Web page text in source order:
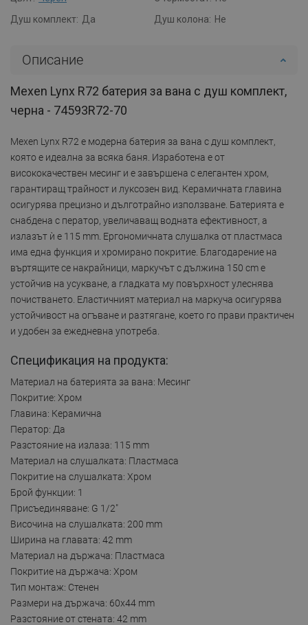
Душ комплект: Да Душ колона: Не
Описание
Mexen Lynx R72 батерия за вана с душ комплект,
черна - 74593R72-70
Mexen Lynx R72 е модерна батерия за вана с душ комплект,
която е идеална за всяка баня. Изработена е от
висококачествен месинг и е завършена с елегантен хром,
гарантиращ трайност и луксозен вид. Керамичната главина
осигурява прецизно и дълготрайно използване. Батерията е
снабдена с ператор, увеличаващ водната ефективност, а
излазът ѝ е 115 mm. Ергономичната слушалка от пластмаса
има една функция и хромирано покритие. Благодарение на
въртящите се накрайници, маркучът с дължина 150 cm е
устойчив на усукване, а гладката му повърхност улеснява
почистването. Еластичният материал на маркуча осигурява
устойчивост на огъване и разтягане, което го прави практичен
и удобен за ежедневна употреба.
Спецификация на продукта:
Материал на батерията за вана: Месинг
Покритие: Хром
Главина: Керамична
Ператор: Да
Разстояние на излаза: 115 mm
Материал на слушалката: Пластмаса
Покритие на слушалката: Хром
Брой функции: 1
Присъединяване: G 1/2"
Височина на слушалката: 200 mm
Ширина на главата: 42 mm
Материал на държача: Пластмаса
Покритие на държача: Хром
Тип монтаж: Стенен
Размери на държача: 60x44 mm
Разстояние от стената: 42 mm